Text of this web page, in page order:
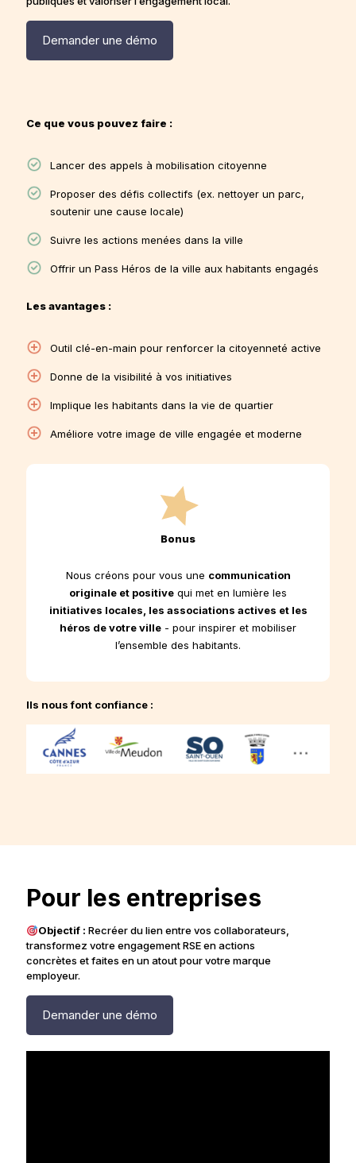
Demander une démo
Ce que vous pouvez faire :
Lancer des appels à mobilisation citoyenne
Proposer des défis collectifs (ex. nettoyer un parc,
soutenir une cause locale)
Suivre les actions menées dans la ville
Offrir un Pass Héros de la ville aux habitants engagés
Les avantages :
Outil clé-en-main pour renforcer la citoyenneté active
Donne de la visibilité à vos initiatives
Implique les habitants dans la vie de quartier
Améliore votre image de ville engagée et moderne
Bonus
Nous créons pour vous une communication
originale et positive qui met en lumière les
initiatives locales, les associations actives et les
héros de votre ville - pour inspirer et mobiliser
l’ensemble des habitants.
Ils nous font confiance :
Pour les entreprises
Objectif : Recréer du lien entre vos collaborateurs,
transformez votre engagement RSE en actions
concrètes et faites en un atout pour votre marque
employeur.
Demander une démo